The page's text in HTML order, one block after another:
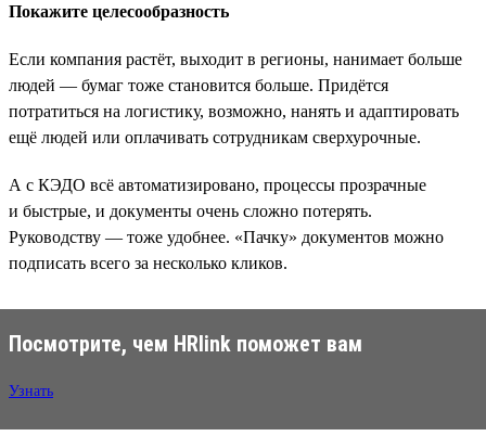
Покажите целесообразность
Если компания растёт, выходит в регионы, нанимает больше
людей — бумаг тоже становится больше. Придётся
потратиться на логистику, возможно, нанять и адаптировать
ещё людей или оплачивать сотрудникам сверхурочные.
А с КЭДО всё автоматизировано, процессы прозрачные
и быстрые, и документы очень сложно потерять.
Руководству — тоже удобнее. «Пачку» документов можно
подписать всего за несколько кликов.
Посмотрите, чем HRlink поможет вам
Узнать